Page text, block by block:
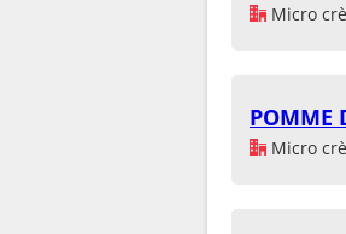
Micro
POMME
Micro